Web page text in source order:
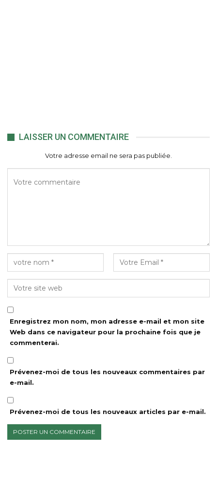
LAISSER UN COMMENTAIRE
Votre adresse email ne sera pas publiée.
Enregistrez mon nom, mon adresse e-mail et mon site
Web dans ce navigateur pour la prochaine fois que je
commenterai.
Prévenez-moi de tous les nouveaux commentaires par
e-mail.
Prévenez-moi de tous les nouveaux articles par e-mail.